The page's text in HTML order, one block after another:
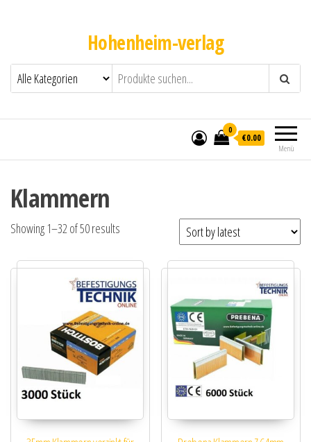
Hohenheim-verlag
Menü
0
€0.00
Klammern
Showing 1–32 of 50 results